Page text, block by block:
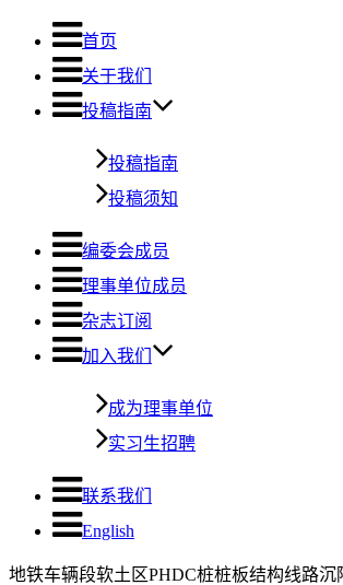
首页
关于我们
投稿指南
投稿指南
投稿须知
编委会成员
理事单位成员
杂志订阅
加入我们
成为理事单位
实习生招聘
联系我们
English
地铁车辆段软土区PHDC桩桩板结构线路沉